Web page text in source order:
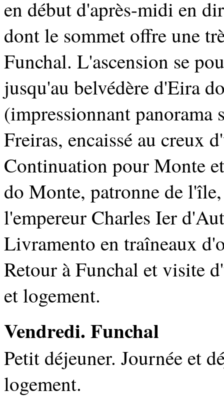
en début d'après-midi en
dont le sommet offre une
Funchal. L'ascension se
jusqu'au belvédère d'Eira
(impressionnant
Freiras, encaissé au creux
Continuation pour Monte
do Monte, patronne de
l'empereur Charles Ier
Livramento en traîneaux
Retour à Funchal et visite
et logement.
Vendredi. Funchal
Petit déjeuner. Journée et
logement.